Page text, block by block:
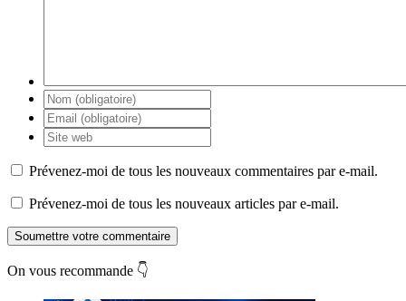
Prévenez-moi de tous les nouveaux commentaires par e-mail.
Prévenez-moi de tous les nouveaux articles par e-mail.
Soumettre votre commentaire
On vous recommande 👇